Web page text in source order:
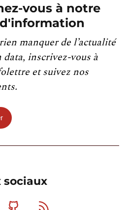
vous à notre
manquer de l’actualité
data, inscrivez-vous à
et suivez nos
sociaux
Github